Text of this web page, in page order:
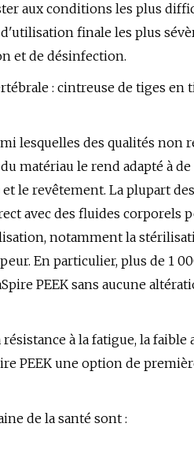
aux conditions les plus
finale les plus
et de désinfection.
: cintreuse de tiges en
lesquelles des qualités non
matériau le rend adapté à
le revêtement. La plupart
avec des fluides corporels
notamment la
En particulier, plus de 1
PEEK sans aucune
à la fatigue, la
PEEK une option de
de la santé sont :